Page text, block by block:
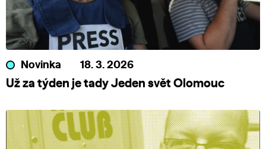
Novinka 18. 3. 2026
Už za týden je tady Jeden svět Olomouc